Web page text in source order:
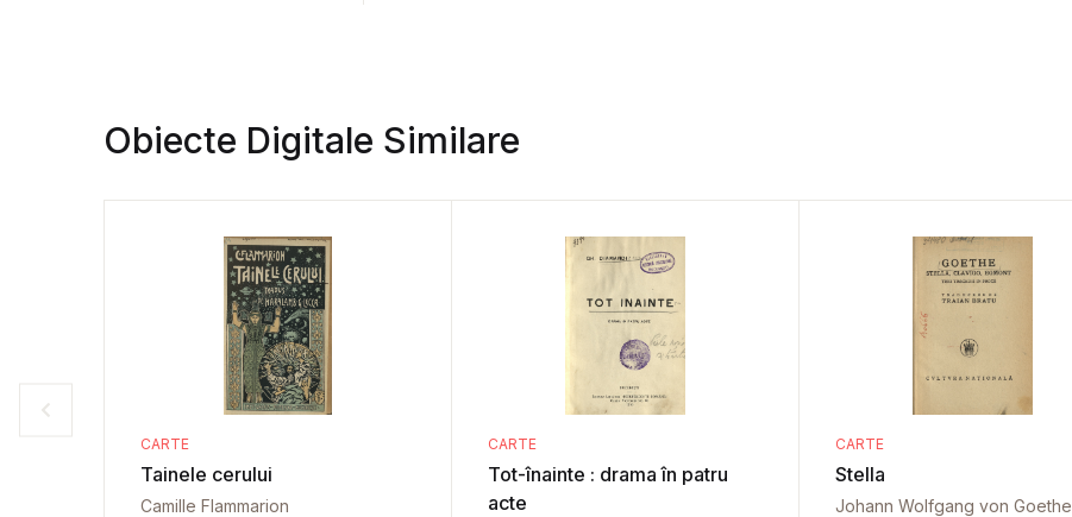
Obiecte Digitale Similare
CARTE
Tainele cerului
Camille Flammarion
CARTE
Tot-înainte : drama în patru
acte
CARTE
Stella
Johann Wolfgang von Goethe